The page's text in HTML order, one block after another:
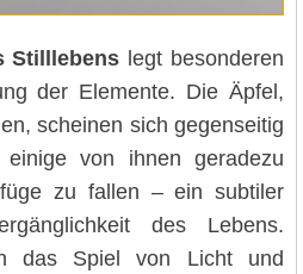
Stilllebens legt besonderen
der Elemente. Die Äpfel,
scheinen sich gegenseitig
von ihnen geradezu
zu fallen – ein subtiler
des Lebens.
das Spiel von Licht und